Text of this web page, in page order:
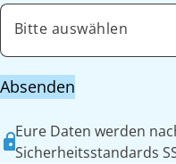
Bitte auswählen
Absenden
Eure Daten werden
Sicherheitsstandards